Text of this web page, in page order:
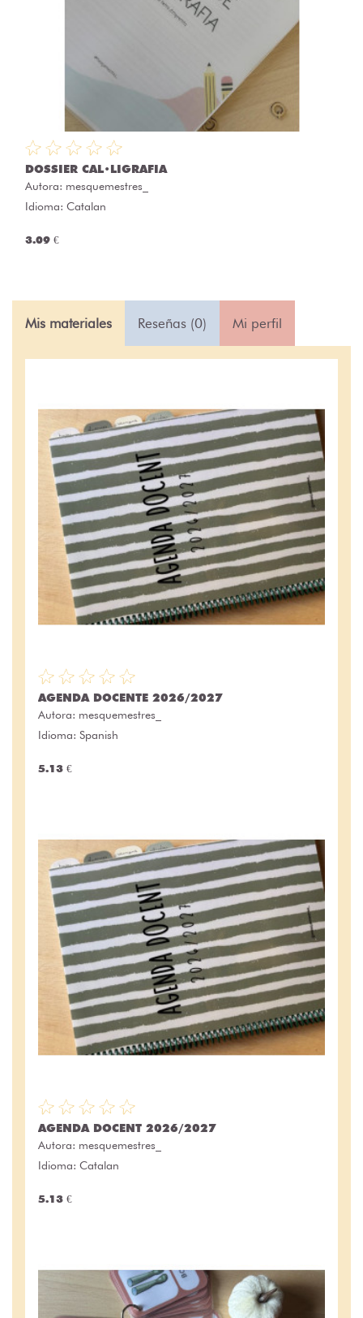
DOSSIER CAL•LIGRAFIA
Autora: mesquemestres_
Idioma: Catalan
3.09 €
Mis materiales Reseñas (0) Mi perfil
AGENDA DOCENTE 2026/2027
Autora: mesquemestres_
Idioma: Spanish
5.13 €
AGENDA DOCENT 2026/2027
Autora: mesquemestres_
Idioma: Catalan
5.13 €